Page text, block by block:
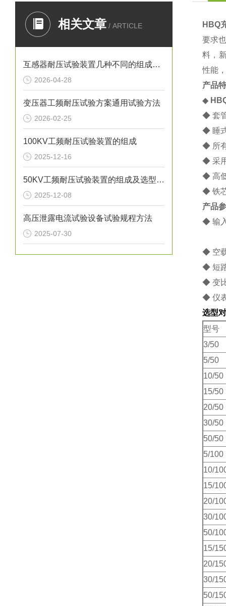
相关文章 / ARTICLE
互感器耐压试验装置几种不同的组成结构
2026-04-28
变压器工频耐压试验方案通用试验方法
2026-02-25
100KV工频耐压试验装置的组成
2025-12-16
50KV工频耐压试验装置的组成及选型方法
2025-12-08
高压泄露电流试验设备试验规程方法
2025-07-30
HBQ
要求
料，
性能
产品
◆
◆ 套
◆ 睡
◆ 所
◆ 采
◆ 高
◆ 铁
产品
◆ 输
◆ 空
◆ 短
◆ 变
◆ 仪
选型
型号
3/50
5/50
10/50
15/50
20/50
30/50
50/50
5/100
10/
15/
20/
30/
50/
15/
20/
30/
50/